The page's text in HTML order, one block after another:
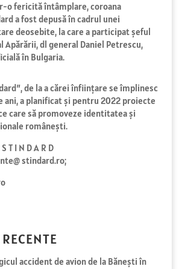
o fericită întâmplare, coroana
a fost depusă în cadrul unei
deosebite, la care a participat șeful
Apărării, dl general Daniel Petrescu,
în Bulgaria.
de la a cărei înfiinţare se împlinesc
ani, a planificat şi pentru 2022 proiecte
care să promoveze identitatea şi
româneşti.
T I N D A R D
stindard.ro;
accident de avion de la Bănești în